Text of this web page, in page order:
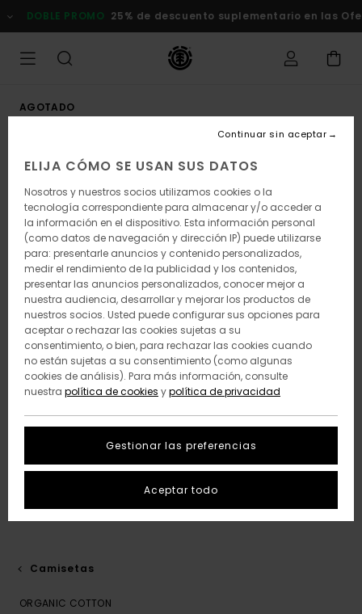
la
DOBLE PROMO 25% de descuento suplementario en las
AGOTADO
Camisetas
ORGANIC COTTON
ELIJA CÓMO SE USAN SUS DATOS
Nosotros y nuestros socios utilizamos cookies o la
tecnología correspondiente para almacenar y/o acceder a
la información en el dispositivo. Esta información personal
(como datos de navegación y dirección IP) puede utilizarse
para: presentarle anuncios y contenido personalizados,
medir el rendimiento de la publicidad y los contenidos,
presentar las anuncios personalizados, conocer mejor a
nuestra audiencia, desarrollar y mejorar los productos de
nuestros socios. Usted puede configurar sus opciones para
aceptar o rechazar las cookies sujetas a su
consentimiento, o bien, para rechazar las cookies cuando
no están sujetas a su consentimiento (como algunas
cookies de análisis). Para más información, consulte
nuestra política de cookies ypolítica de privacidad
Gestionar las preferencias
Continuar sin aceptar
Aceptar todo